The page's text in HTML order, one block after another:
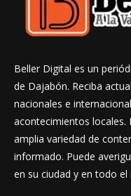
Beller Digital es un
de Dajabón. Reciba
nacionales e
acontecimientos locales.
amplia variedad de
informado. Puede
en su ciudad y en todo el